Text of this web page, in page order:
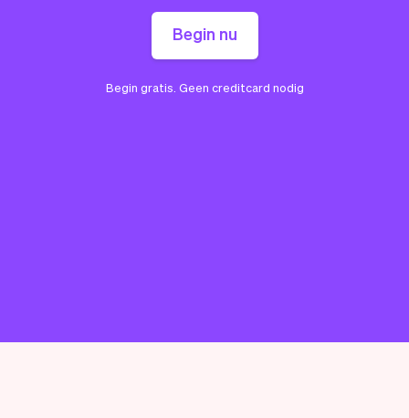
Begin nu
Begin gratis. Geen creditcard nodig